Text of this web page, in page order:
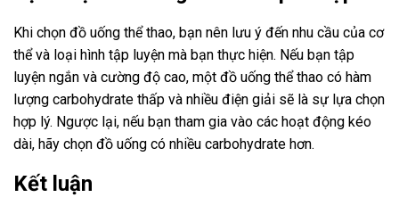
Khi chọn đồ uống thể thao, bạn nên lưu ý đến nhu cầu của cơ
thể và loại hình tập luyện mà bạn thực hiện. Nếu bạn tập
luyện ngắn và cường độ cao, một đồ uống thể thao có hàm
lượng carbohydrate thấp và nhiều điện giải sẽ là sự lựa chọn
hợp lý. Ngược lại, nếu bạn tham gia vào các hoạt động kéo
dài, hãy chọn đồ uống có nhiều carbohydrate hơn.
Kết luận